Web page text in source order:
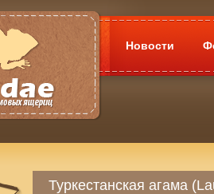
Новости
Туркестанская агама